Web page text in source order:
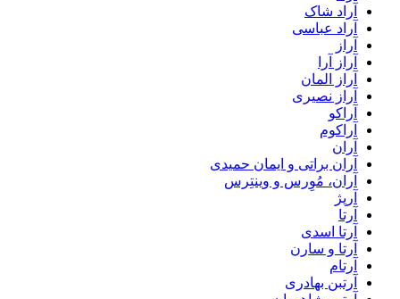
آراد شاک
آراد عباسی
آراز
آراز آرا
آراز المان
آراز نصیری
آراکو
آراکوم
آران
آران براتی و ایمان حمیدی
آران، مُوِرس و وینتِرس
آرپژ
آرتا
آرتا اسدی
آرتا و سارن
آرتام
آرتبن بهادری